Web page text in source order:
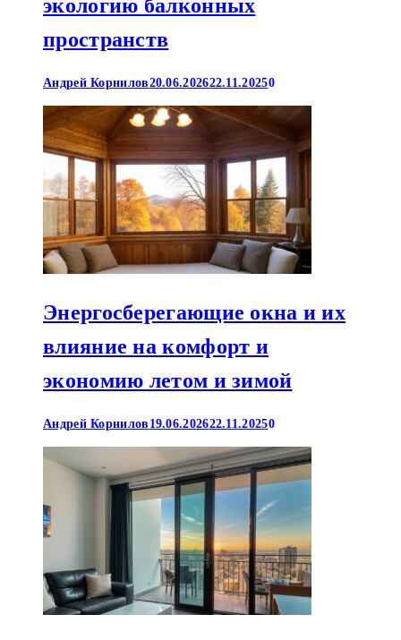
экологию балконных
пространств
Андрей Корнилов20.06.202622.11.20250
Энергосберегающие окна и их
влияние на комфорт и
экономию летом и зимой
Андрей Корнилов 19.06.202622.11.20250